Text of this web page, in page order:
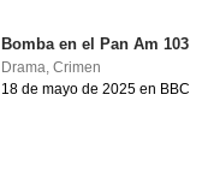
Bomba en el Pan Am 103
Drama ,Crimen
18 de mayo de 2025 en BBC